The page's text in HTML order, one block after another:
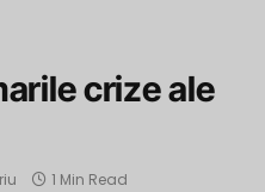
crize ale
1 Min Read